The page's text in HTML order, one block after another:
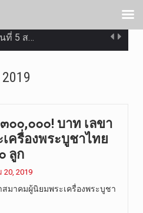
ที่ 5 ส…
จันทร์ท…
ที่ 3 ก…
วิเคราะห…
๐๐,๐๐๐! บาท เลขา
ครื่องพระบูชาไทย
ลูก
2019
มาคมผู้นิยมพระเครื่องพระบูชา